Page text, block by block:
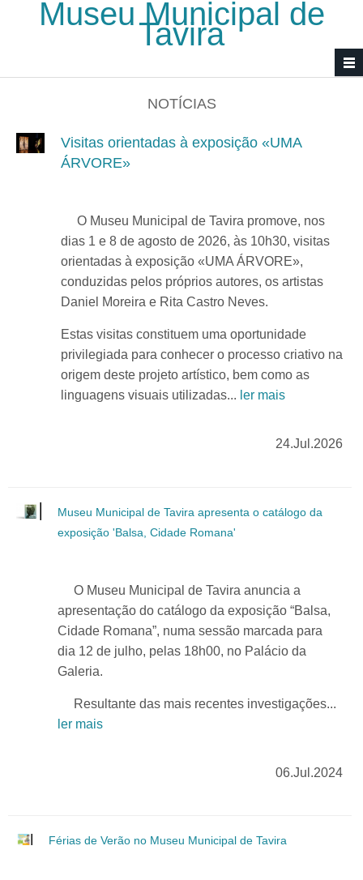
Passar para o conteúdo principal
Museu Municipal de
Tavira
NOTÍCIAS
Visitas orientadas à exposição «UMA
ÁRVORE»
O Museu Municipal de Tavira promove, nos
dias 1 e 8 de agosto de 2026, às 10h30, visitas
orientadas à exposição «UMA ÁRVORE»,
conduzidas pelos próprios autores, os artistas
Daniel Moreira e Rita Castro Neves.
Estas visitas constituem uma oportunidade
privilegiada para conhecer o processo criativo na
origem deste projeto artístico, bem como as
linguagens visuais utilizadas... ler mais
24.Jul.2026
Museu Municipal de Tavira apresenta o catálogo da
exposição 'Balsa, Cidade Romana'
O Museu Municipal de Tavira anuncia a
apresentação do catálogo da exposição “Balsa,
Cidade Romana”, numa sessão marcada para
dia 12 de julho, pelas 18h00, no Palácio da
Galeria.
Resultante das mais recentes investigações...
ler mais
06.Jul.2024
Férias de Verão no Museu Municipal de Tavira